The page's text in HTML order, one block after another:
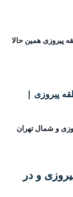
پیروزی همین حالا
پیروزی |
و شمال تهران
و در